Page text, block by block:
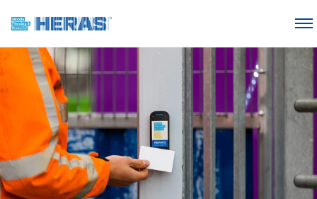
Pourquoi Heras Mobile ?
Produits
Base de connaissances
À propos de nous